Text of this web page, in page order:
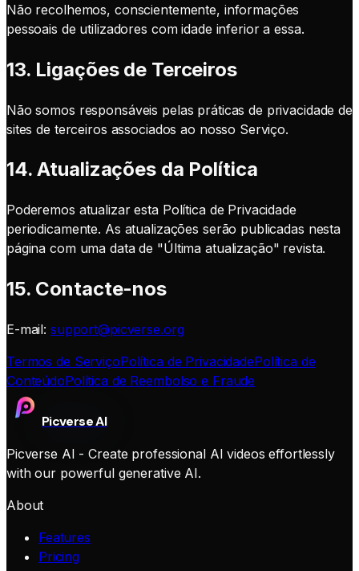
Não recolhemos, conscientemente, informações
pessoais de utilizadores com idade inferior a essa.
13. Ligações de Terceiros
Não somos responsáveis pelas práticas de privacidade de
sites de terceiros associados ao nosso Serviço.
14. Atualizações da Política
Poderemos atualizar esta Política de Privacidade
periodicamente. As atualizações serão publicadas nesta
página com uma data de "Última atualização" revista.
15. Contacte-nos
E-mail: support@picverse.org
Termos de ServiçoPolítica de PrivacidadePolítica de
ConteúdoPolítica de Reembolso e Fraude
Picverse AI
Picverse AI - Create professional AI videos effortlessly
with our powerful generative AI.
About
Features
Pricing